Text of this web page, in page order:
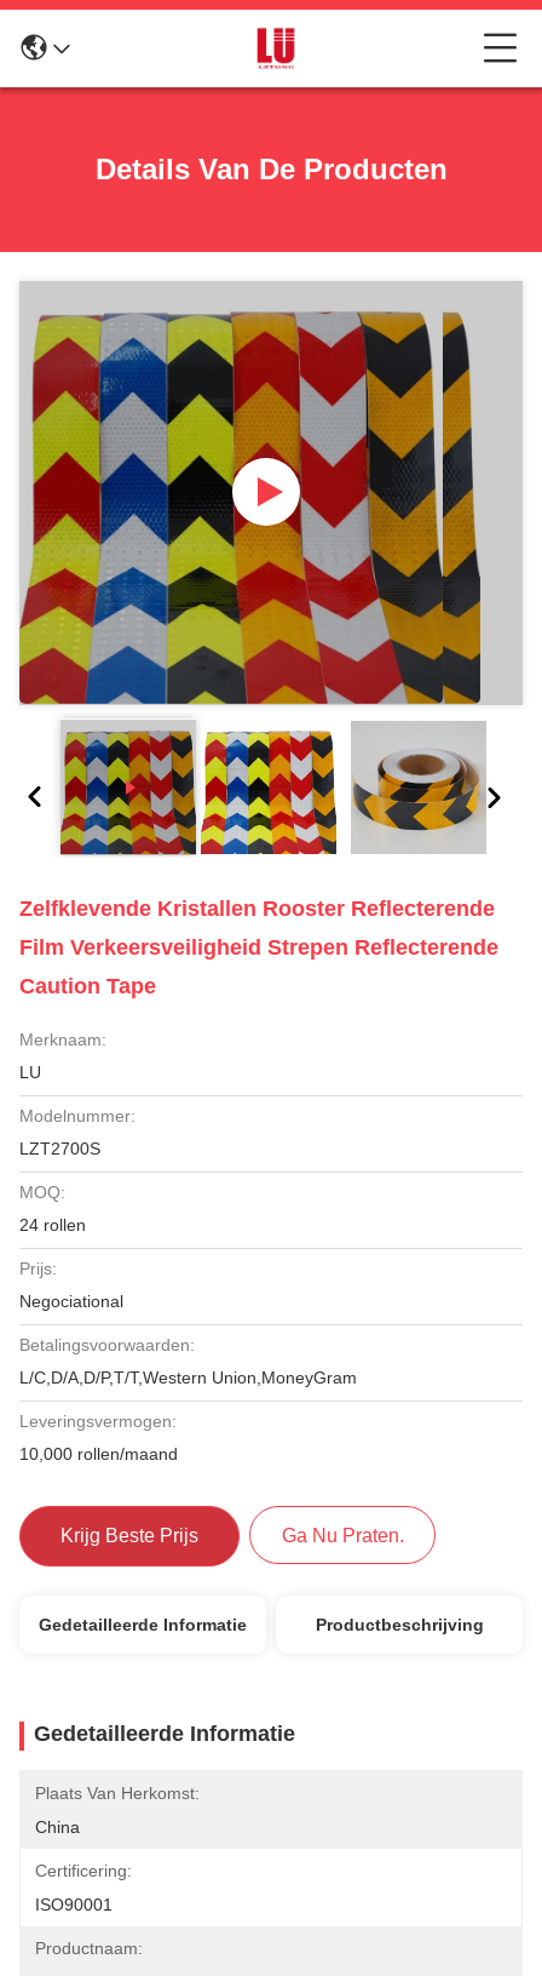
Details Van De Producten
Zelfklevende Kristallen Rooster Reflecterende
Film Verkeersveiligheid Strepen Reflecterende
Caution Tape
Merknaam:
LU
Modelnummer:
LZT2700S
MOQ:
24 rollen
Prijs:
Negociational
Betalingsvoorwaarden:
L/C,D/A,D/P,T/T,Western Union,MoneyGram
Leveringsvermogen:
10,000 rollen/maand
Krijg Beste Prijs Ga Nu Praten.
Gedetailleerde Informatie Productbeschrijving
Gedetailleerde Informatie
Plaats Van Herkomst:
China
Certificering:
ISO90001
Productnaam: